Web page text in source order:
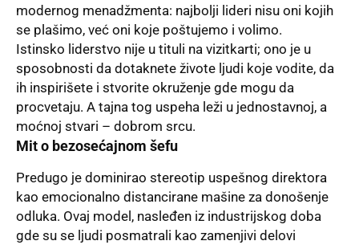
modernog menadžmenta: najbolji lideri nisu oni kojih
se plašimo, već oni koje poštujemo i volimo.
Istinsko liderstvo nije u tituli na vizitkarti; ono je u
sposobnosti da dotaknete živote ljudi koje vodite, da
ih inspirišete i stvorite okruženje gde mogu da
procvetaju. A tajna tog uspeha leži u jednostavnoj, a
moćnoj stvari – dobrom srcu.
Mit o bezosećajnom šefu
Predugo je dominirao stereotip uspešnog direktora
kao emocionalno distancirane mašine za donošenje
odluka. Ovaj model, nasleđen iz industrijskog doba
gde su se ljudi posmatrali kao zamenjivi delovi